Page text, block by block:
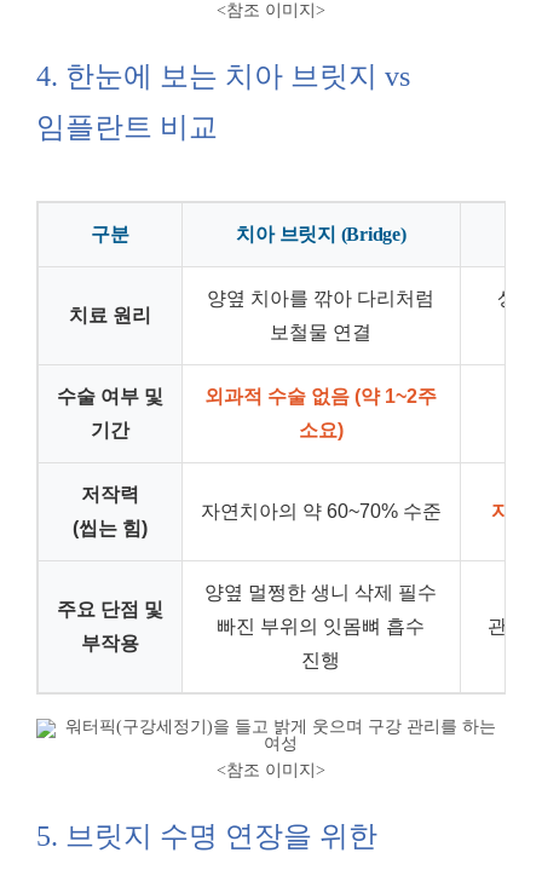
<참조 이미지 >
4. 한눈에 보는 치아 브릿지 vs
임플란트 비교
구분 치아 브릿지 (Bridge)
치료 원리
양옆 치아를 깎아 다리처럼
보철물 연결
상실
수술 여부 및
기간
외과적 수술 없음 (약 1~2주
소요)
저작력
(씹는 힘)
자연치아의 약 60~70% 수준 자연
주요 단점 및
부작용
양옆 멀쩡한 생니 삭제 필수
빠진 부위의 잇몸뼈 흡수
진행
관리
<참조 이미지 >
5. 브릿지 수명 연장을 위한